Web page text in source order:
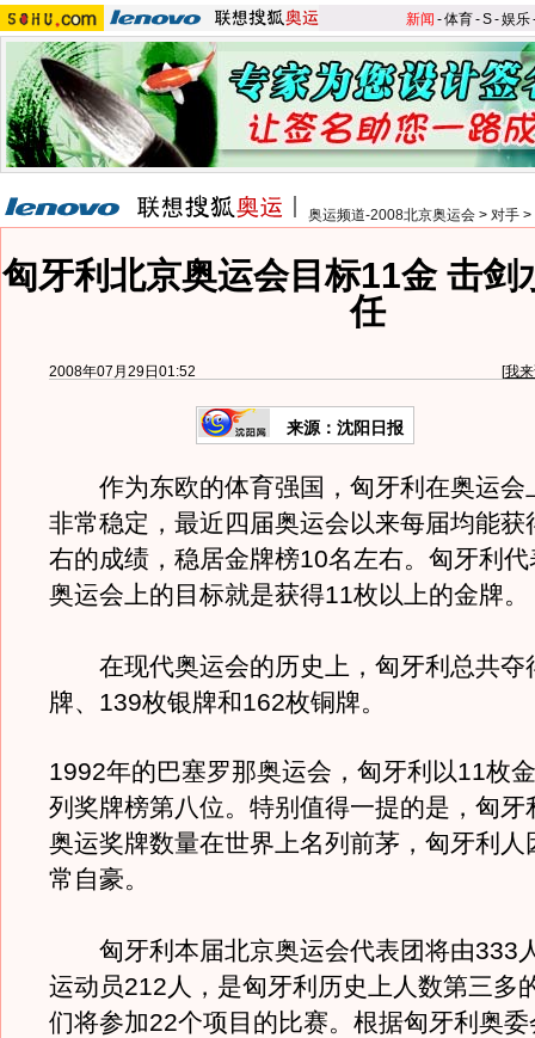
新闻 -体育-S-娱乐
奥运频道-2008北京奥运会 > 对手 >
匈牙利北京奥运会目标11金 击剑
任
2008年07月29日01:52 [我
来源：沈阳日报
作为东欧的体育强国，匈牙利在奥运会
非常稳定，最近四届奥运会以来每届均能获
右的成绩，稳居金牌榜10名左右。匈牙利
奥运会上的目标就是获得11枚以上的金牌。
在现代奥运会的历史上，匈牙利总共夺
牌、139枚银牌和162枚铜牌。
1992年的巴塞罗那奥运会，匈牙利以11枚
列奖牌榜第八位。特别值得一提的是，匈牙
奥运奖牌数量在世界上名列前茅，匈牙利人
常自豪。
匈牙利本届北京奥运会代表团将由333
运动员212人，是匈牙利历史上人数第三多
们将参加22个项目的比赛。根据匈牙利奥